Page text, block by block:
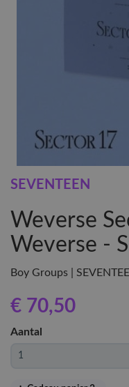
SEVENTEEN
Weverse
Weverse -
Boy Groups |
€ 70,50
Aantal